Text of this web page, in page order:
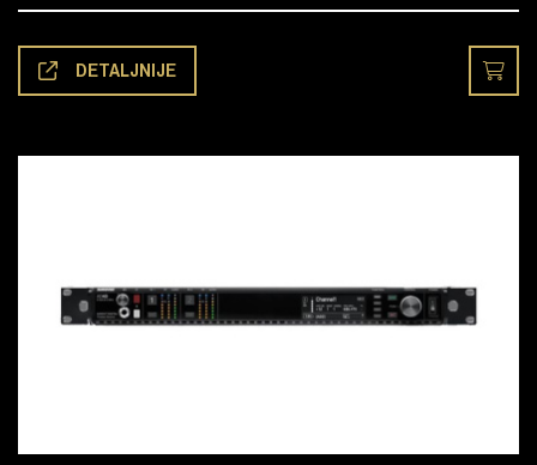
DETALJNIJE